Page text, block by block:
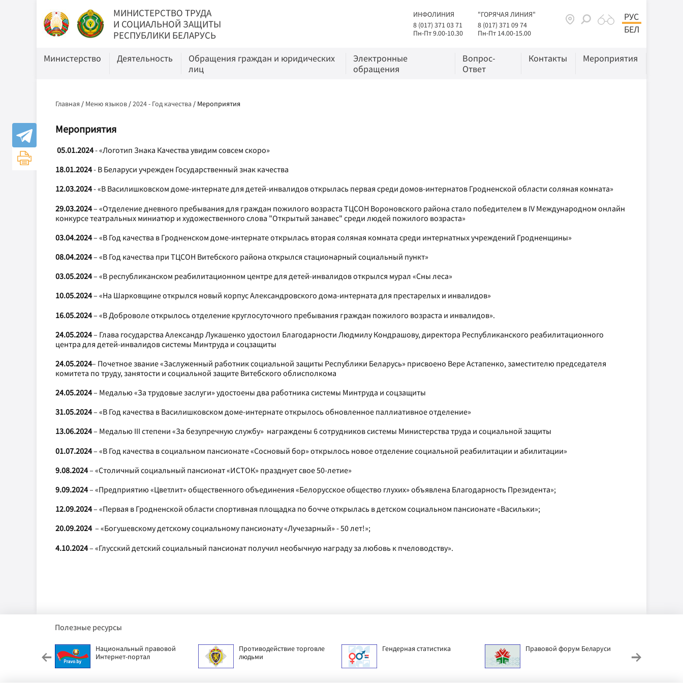
МИНИСТЕРСТВО ТРУДА
И СОЦИАЛЬНОЙ ЗАЩИТЫ
РЕСПУБЛИКИ БЕЛАРУСЬ
ИНФОЛИНИЯ
8 (017) 371 03 71
Пн-Пт 9.00-10.30
"ГОРЯЧАЯ ЛИНИЯ"
8 (017) 371 09 74
Пн-Пт 14.00-15.00
РУС
БЕЛ
Министерство Деятельность
Обращения граждан и юридических
лиц
Электронные
обращения
Вопрос-
Ответ
Контакты Мероприятия
Главная / Меню языков /2024 - Год качества / Мероприятия
Мероприятия
05.01.2024- «Логотип Знака Качества увидим совсем скоро»
18.01.2024- В Беларуси учрежден Государственный знак качества
12.03.2024- «В Василишковском доме-интернате для детей-инвалидов открылась первая среди домов-интернатов Гродненской области соляная комната»
29.03.2024– «Отделение дневного пребывания для граждан пожилого возраста ТЦСОН Вороновского района стало победителем в IV Международном онлайн
конкурсе театральных миниатюр и художественного слова "Открытый занавес" среди людей пожилого возраста»
03.04.2024– «В Год качества в Гродненском доме-интернате открылась вторая соляная комната среди интернатных учреждений Гродненщины»
08.04.2024– «В Год качества при ТЦСОН Витебского района открылся стационарный социальный пункт»
03.05.2024– «В республиканском реабилитационном центре для детей-инвалидов открылся мурал «Сны леса»
10.05.2024– «На Шарковщине открылся новый корпус Александровского дома-интерната для престарелых и инвалидов»
16.05.2024– «В Доброволе открылось отделение круглосуточного пребывания граждан пожилого возраста и инвалидов».
24.05.2024– Глава государства Александр Лукашенко удостоил Благодарности Людмилу Кондрашову, директора Республиканского реабилитационного
центра для детей-инвалидов системы Минтруда и соцзащиты
24.05.2024– Почетное звание «Заслуженный работник социальной защиты Республики Беларусь» присвоено Вере Астапенко, заместителю председателя
комитета по труду, занятости и социальной защите Витебского облисполкома
24.05.2024– Медалью «За трудовые заслуги» удостоены два работника системы Минтруда и соцзащиты
31.05.2024– «В Год качества в Василишковском доме-интернате открылось обновленное паллиативное отделение»
13.06.2024– Медалью III степени «За безупречную службу» награждены 6 сотрудников системы Министерства труда и социальной защиты
01.07.2024– «В Год качества в социальном пансионате «Сосновый бор» открылось новое отделение социальной реабилитации и абилитации»
9.08.2024– «Столичный социальный пансионат «ИСТОК» празднует свое 50-летие»
9.09.2024– «Предприятию «Цветлит» общественного объединения «Белорусское общество глухих» объявлена Благодарность Президента»;
12.09.2024– «Первая в Гродненской области спортивная площадка по бочче открылась в детском социальном пансионате «Васильки»;
20.09.2024 – «Богушевскому детскому социальному пансионату «Лучезарный» - 50 лет!»;
4.10.2024– «Глусский детский социальный пансионат получил необычную награду за любовь к пчеловодству».
Полезные ресурсы
Национальный правовой
Интернет-портал
Противодействие торговле
людьми
Гендерная статистика Правовой форум Беларуси